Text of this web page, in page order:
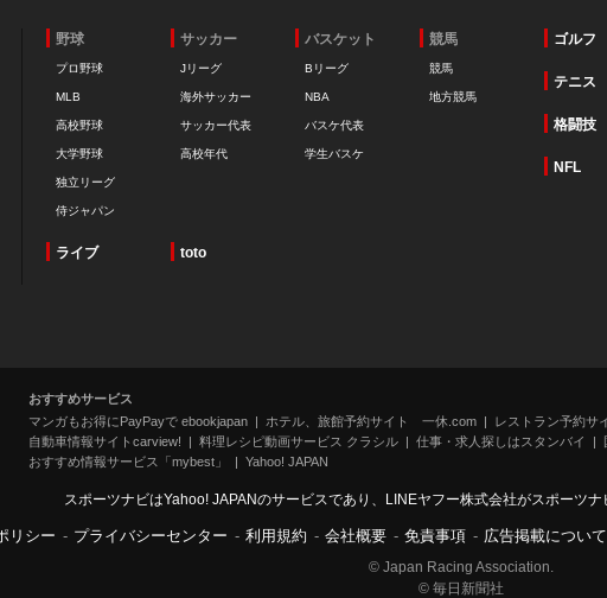
野球
プロ野球
MLB
高校野球
大学野球
独立リーグ
侍ジャパン
サッカー
Jリーグ
海外サッカー
サッカー代表
高校年代
バスケット
Bリーグ
NBA
バスケ代表
学生バスケ
競馬
競馬
地方競馬
ゴルフ
テニス
格闘技
NFL
ライブ toto
おすすめサービス
マンガもお得にPayPayで ebookjapan
ホテル、旅館予約サイト 一休.com
レストラン予約
自動車情報サイトcarview!
料理レシピ動画サービス クラシル 仕事・求人探しはスタンバイ
おすすめ情報サービス「mybest」
Yahoo! JAPAN
スポーツナビはYahoo! JAPANのサービスであり、LINEヤフー株式会社がスポーツナ
リシー - プライバシーセンター - 利用規約 - 会社概要 - 免責事項 - 広告掲載について
© Japan Racing Association.
© 毎日新聞社